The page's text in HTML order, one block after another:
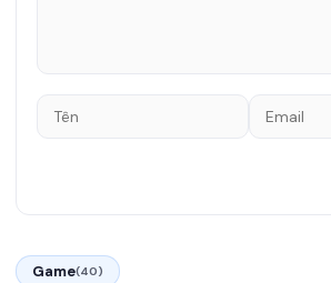
Game(40)